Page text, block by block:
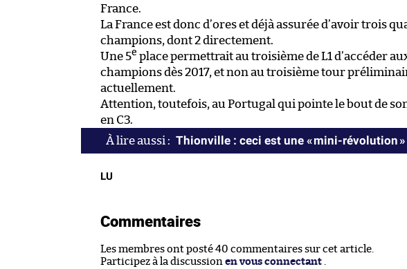
France.
La France est donc d’ores et déjà assurée d’avoir trois
champions, dont 2 directement.
Une 5e place permettrait au troisième de L1 d’accéder
champions dès 2017, et non au troisième tour
actuellement.
Attention, toutefois, au Portugal qui pointe le bout de son
en C3.
Thionville : ceci est une « mini-révolution »
LU
Commentaires
Les membres ont posté 40 commentaires sur cet article.
Participez à la discussion en vous connectant .